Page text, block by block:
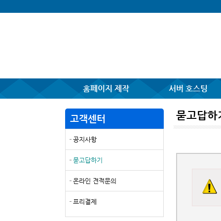
홈페이지 제작 서버 호스팅
묻고답하
고객센터
공지사항
묻고답하기
온라인 견적문의
프리결제